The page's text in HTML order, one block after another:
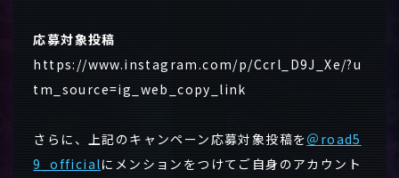
応募対象投稿
https://www.instagram.com/p/Ccrl_D9J_Xe/?u
tm_source=ig_web_copy_link
さらに、上記のキャンペーン応募対象投稿を＠road5
9_officialにメンションをつけてご自身のアカウント